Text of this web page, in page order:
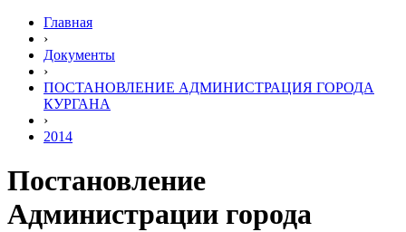
Главная
›
Документы
›
ПОСТАНОВЛЕНИЕ АДМИНИСТРАЦИЯ ГОРОДА
КУРГАНА
›
2014
Постановление
Администрации города